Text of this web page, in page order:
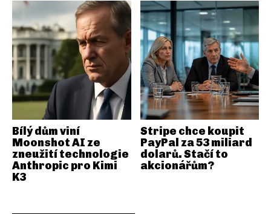
Bílý dům viní
Moonshot AI ze
zneužití technologie
Anthropic pro Kimi
K3
Stripe chce koupit
PayPal za 53 miliard
dolarů. Stačí to
akcionářům?